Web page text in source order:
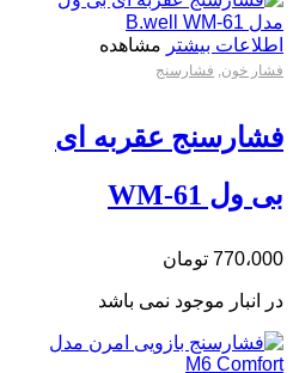
اطلاعات بیشتر مشاهده
فشار خون, فشارسنج
فشارسنج عقربه ای
بی ول WM-61
770،000 تومان
در انبار موجود نمی باشد